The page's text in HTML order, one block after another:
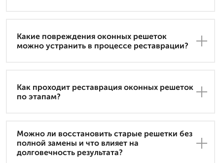
Какие повреждения оконных решеток
можно устранить в процессе реставрации?
Как проходит реставрация оконных решеток
по этапам?
Можно ли восстановить старые решетки без
полной замены и что влияет на
долговечность результата?